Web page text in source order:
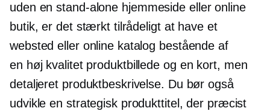
uden enstand-alone hjemmeside eller online
butik, er det stærkt tilrådeligt at have et
websted eller online katalog bestående af
en høj kvalitetproduktbillede og en kort, men
detaljeret produktbeskrivelse. Du bør også
udvikle en strategisk produkttitel, der præcist